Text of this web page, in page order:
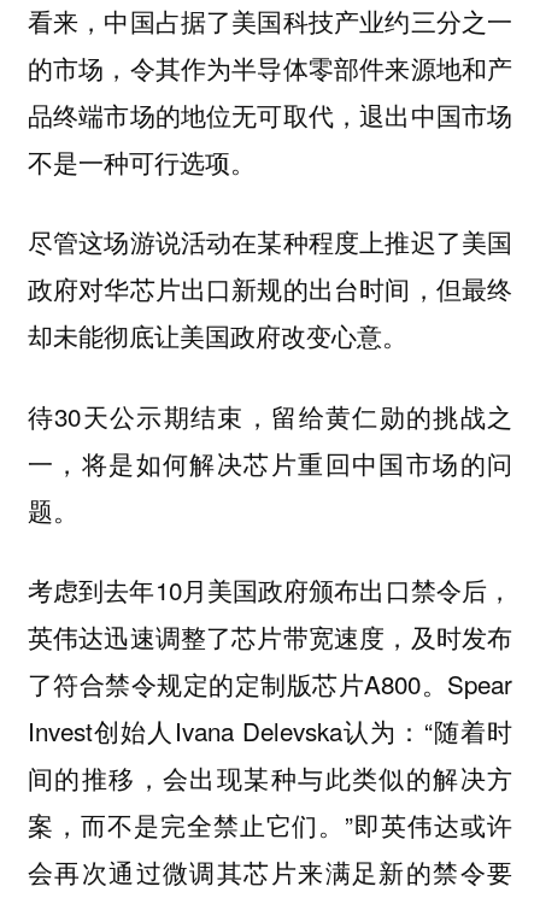
看来，中国占据了美国科技产业约三分之一
的市场，令其作为半导体零部件来源地和产
品终端市场的地位无可取代，退出中国市场
不是一种可行选项。
尽管这场游说活动在某种程度上推迟了美国
政府对华芯片出口新规的出台时间，但最终
却未能彻底让美国政府改变心意。
待30天公示期结束，留给黄仁勋的挑战之
一，将是如何解决芯片重回中国市场的问
题。
考虑到去年10月美国政府颁布出口禁令后，
英伟达迅速调整了芯片带宽速度，及时发布
了符合禁令规定的定制版芯片A800。Spear
Invest创始人Ivana Delevska认为：“随着时
间的推移，会出现某种与此类似的解决方
案，而不是完全禁止它们。”即英伟达或许
会再次通过微调其芯片来满足新的禁令要